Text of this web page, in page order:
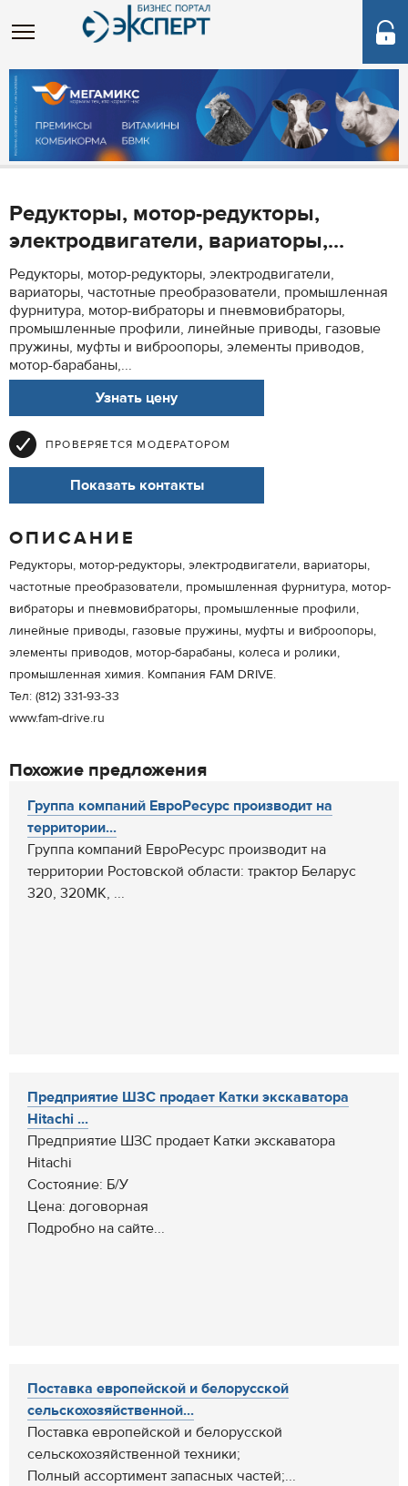
Редукторы, мотор-редукторы,
электродвигатели, вариаторы,...
Редукторы, мотор-редукторы, электродвигатели,
вариаторы, частотные преобразователи, промышленная
фурнитура, мотор-вибраторы и пневмовибраторы,
промышленные профили, линейные приводы, газовые
пружины, муфты и виброопоры, элементы приводов,
мотор-барабаны,...
Узнать цену
ПРОВЕРЯЕТСЯ МОДЕРАТОРОМ
Показать контакты
ОПИСАНИЕ
Редукторы, мотор-редукторы, электродвигатели, вариаторы,
частотные преобразователи, промышленная фурнитура, мотор-
вибраторы и пневмовибраторы, промышленные профили,
линейные приводы, газовые пружины, муфты и виброопоры,
элементы приводов, мотор-барабаны, колеса и ролики,
промышленная химия. Компания FAM DRIVE.
Тел: (812) 331-93-33
www.fam-drive.ru
Похожие предложения
Группа компаний ЕвроРесурс производит на
территории...
Группа компаний ЕвроРесурс производит на
территории Ростовской области: трактор Беларус
320, 320МК, ...
Предприятие ШЗС продает Катки экскаватора
Hitachi ...
Предприятие ШЗС продает Катки экскаватора
Hitachi
Состояние: Б/У
Цена: договорная
Подробно на сайте...
Поставка европейской и белорусской
сельскохозяйственной...
Поставка европейской и белорусской
сельскохозяйственной техники;
Полный ассортимент запасных частей;...